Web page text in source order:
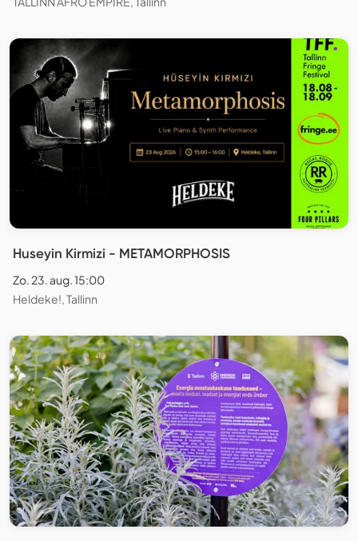
Huseyin Kirmizi - METAMORPHOSIS
Zo. 23. aug. 15:00
Heldeke!, Tallinn